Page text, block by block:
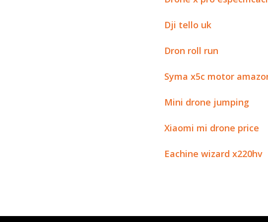
Dji tello uk
Dron roll run
Syma x5c motor
Mini drone jumping
Xiaomi mi drone price
Eachine wizard x220hv